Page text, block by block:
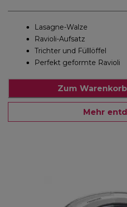
Lasagne-Walze
Ravioli-Aufsatz
Trichter und Fülllöffel
Perfekt geformte Ravioli
Zum
Mehr